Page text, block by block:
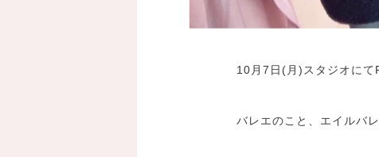
10月7日(月)スタジオにて
バレエのこと、エイルバ